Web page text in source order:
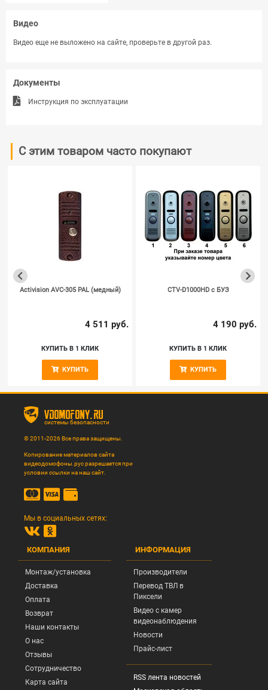
Видео
Видео еще не выложено на сайте, проверьте в другой раз.
Документы
Инструкция по эксплуатации
С этим товаром часто покупают
Activision AVC-305 PAL (медный)
4 511 руб.
КУПИТЬ В 1 КЛИК
КУПИТЬ
CTV-D1000HD c БУЗ
4 190 руб.
КУПИТЬ В 1 КЛИК
КУПИТЬ
vdomofony.ru
системы безопасности
© 2011-2026 Все права защищены.
Копирование материалов сайта
видеодомофоны.рус разрешается при
условии ссылки на наш сайт.
Мы в социальных сетях:
КОМПАНИЯ
Монтаж/установка
Доставка
Оплата
Возврат
Наши контакты
О нас
Отзывы
Сотрудничество
Карта сайта
ИНФОРМАЦИЯ
Производители
Перевод ТВЛ в
Пиксели
Видео с камер
видеонаблюдения
Новости
Прайс-лист
RSS лента новостей